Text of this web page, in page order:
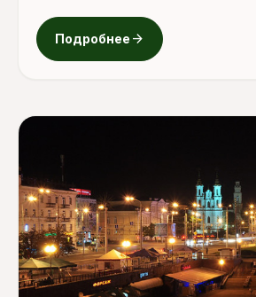
Подробнее arrow_forward